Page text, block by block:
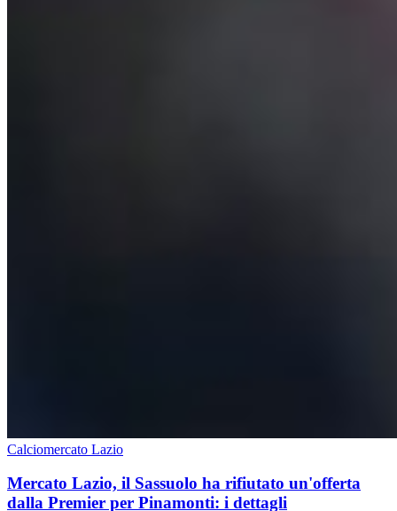
Calciomercato Lazio
Mercato Lazio, il Sassuolo ha rifiutato un'offerta
dalla Premier per Pinamonti: i dettagli